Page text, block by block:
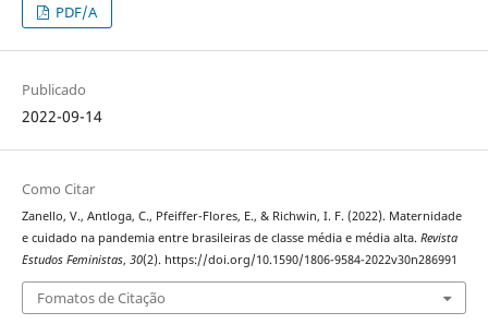
PDF/A
Publicado
2022-09-14
Como Citar
Zanello, V., Antloga, C., Pfeiffer-Flores, E., & Richwin, I. F. (2022). Maternidade
e cuidado na pandemia entre brasileiras de classe média e média alta. Revista
Estudos Feministas, 30(2). https://doi.org/10.1590/1806-9584-2022v30n286991
Fomatos de Citação